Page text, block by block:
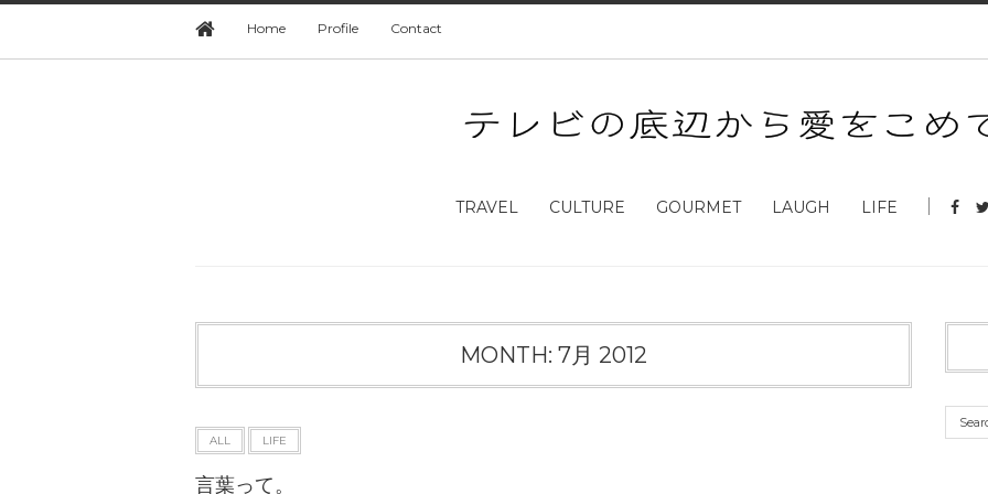
Home Profile Contact
TRAVEL CULTURE GOURMET LAUGH LIFE
MONTH: 7月 2012
ALL LIFE
言葉って。